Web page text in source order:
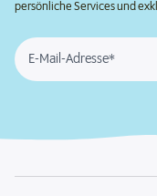
persönliche Services und
E-Mail-Adresse*